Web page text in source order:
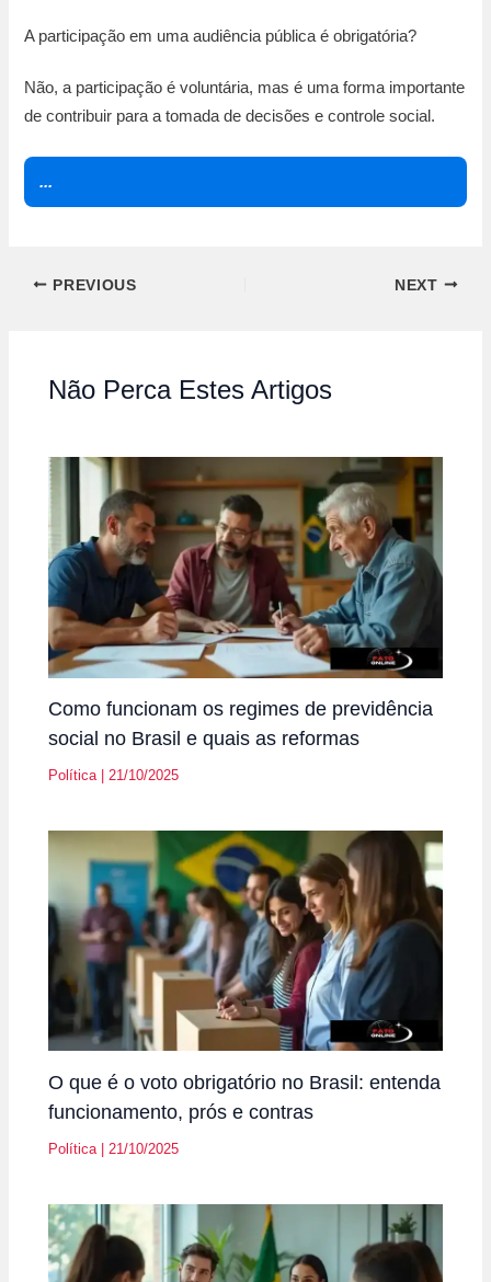
A participação em uma audiência pública é obrigatória?
Não, a participação é voluntária, mas é uma forma importante
de contribuir para a tomada de decisões e controle social.
...
PREVIOUS NEXT
Não Perca Estes Artigos
Como funcionam os regimes de previdência
social no Brasil e quais as reformas
Política|21/10/2025
O que é o voto obrigatório no Brasil: entenda
funcionamento, prós e contras
Política 21/10/2025